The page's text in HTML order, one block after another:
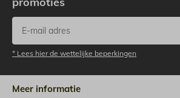
* Lees hier de wettelijke beperkingen
Meer informatie